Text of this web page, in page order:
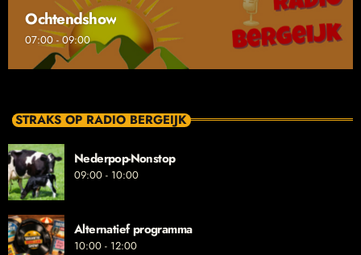
Ochtendshow
07:00 - 09:00
STRAKS OP RADIO BERGEIJK
Nederpop-Nonstop
09:00 - 10:00
Alternatief programma
10:00 - 12:00